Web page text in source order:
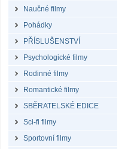
Naučné filmy
Pohádky
PŘÍSLUŠENSTVÍ
Psychologické filmy
Rodinné filmy
Romantické filmy
SBĚRATELSKÉ EDICE
Sci-fi filmy
Sportovní filmy